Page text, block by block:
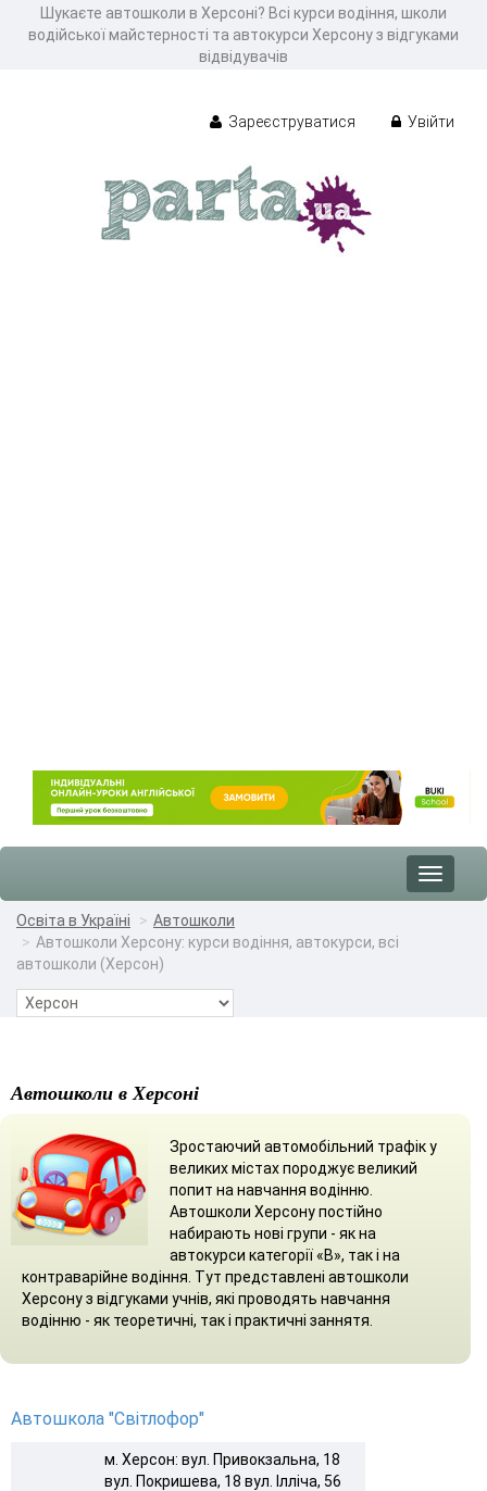
Шукаєте автошколи в Херсоні? Всі курси водіння, школи
водійської майстерності та автокурси Херсону з відгуками
відвідувачів
Зареєструватися Увійти
Toggle
Освіта в Україні
Автошколи
Автошколи Херсону: курси водіння, автокурси, всі
автошколи (Херсон)
Автошколи в Херсоні
Зростаючий автомобільний трафік у
великих містах породжує великий
попит на навчання водінню.
Автошколи Херсону постійно
набирають нові групи - як на
автокурси категорії «В», так і на
контраварійне водіння. Тут представлені автошколи
Херсону з відгуками учнів, які проводять навчання
водінню - як теоретичні, так і практичні заннятя.
Автошкола "Світлофор"
м. Херсон: вул. Привокзальна, 18
вул. Покришева, 18 вул. Ілліча, 56